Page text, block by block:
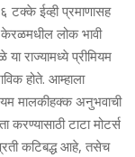
टक्‍के ईव्‍ही प्रमाणासह
लोक भावी
राज्‍यामध्‍ये प्रीमियम
होते. आम्‍हाला
मालकीहक्‍क अनुभवाची
टाटा मोटर्स
कटिबद्ध आहे, तसेच